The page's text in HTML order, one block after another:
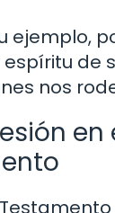
ejemplo,
de
nos
en